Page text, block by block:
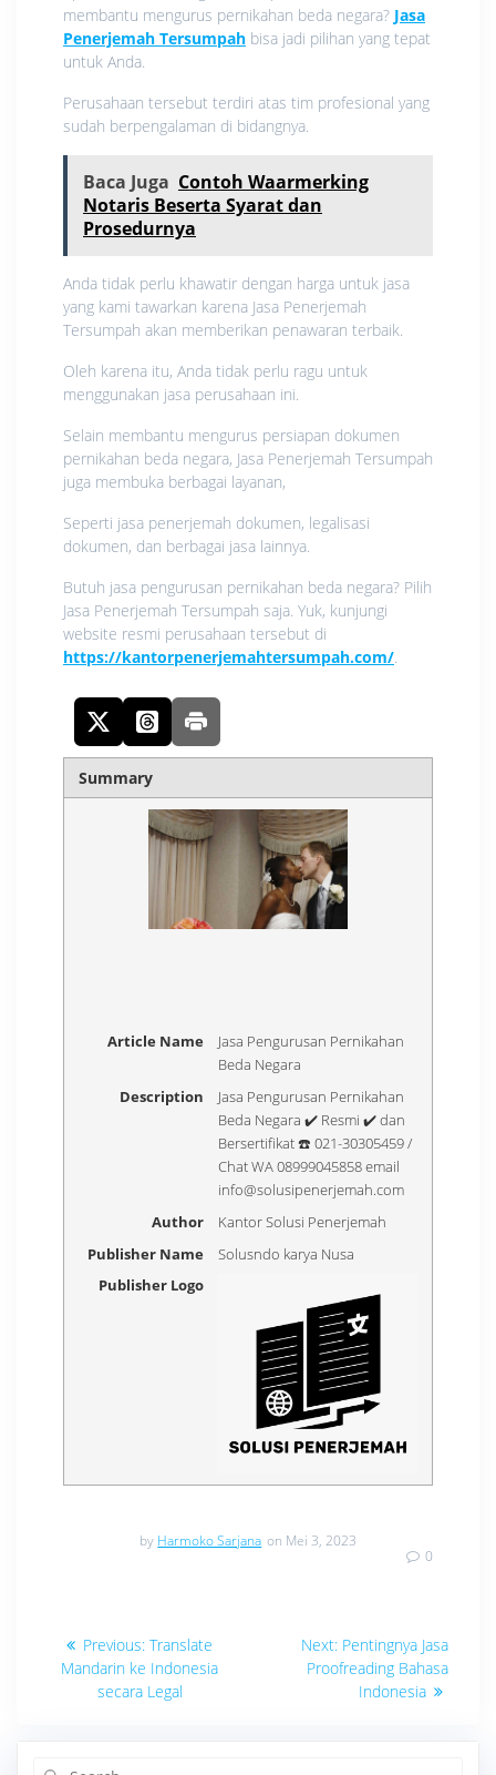
membantu mengurus pernikahan beda negara? Jasa
Penerjemah Tersumpah bisa jadi pilihan yang tepat
untuk Anda.
Perusahaan tersebut terdiri atas tim profesional yang
sudah berpengalaman di bidangnya.
Baca Juga Contoh Waarmerking
Notaris Beserta Syarat dan
Prosedurnya
Anda tidak perlu khawatir dengan harga untuk jasa
yang kami tawarkan karena Jasa Penerjemah
Tersumpah akan memberikan penawaran terbaik.
Oleh karena itu, Anda tidak perlu ragu untuk
menggunakan jasa perusahaan ini.
Selain membantu mengurus persiapan dokumen
pernikahan beda negara, Jasa Penerjemah Tersumpah
juga membuka berbagai layanan,
Seperti jasa penerjemah dokumen, legalisasi
dokumen, dan berbagai jasa lainnya.
Butuh jasa pengurusan pernikahan beda negara? Pilih
Jasa Penerjemah Tersumpah saja. Yuk, kunjungi
website resmi perusahaan tersebut di
https://kantorpenerjemahtersumpah.com/.
Summary
Article Name
Jasa Pengurusan Pernikahan
Beda Negara
Description
Jasa Pengurusan Pernikahan
Beda Negara ✔️ Resmi ✔️ dan
Bersertifikat ☎️ 021-30305459 /
Chat WA 08999045858 email
info@solusipenerjemah.com
Author
Kantor Solusi Penerjemah
Publisher Name
Solusndo karya Nusa
Publisher Logo
by Harmoko Sarjana on Mei 3, 2023
0
Navigasi
pos
Previous: Previous
post:
Translate
Mandarin ke Indonesia
secara Legal
Next: Next
post:
Pentingnya Jasa
Proofreading Bahasa
Indonesia